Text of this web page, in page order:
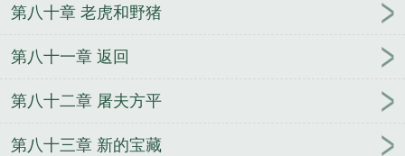
第八十章 老虎和野猪
第八十一章 返回
第八十二章 屠夫方平
第八十三章 新的宝藏